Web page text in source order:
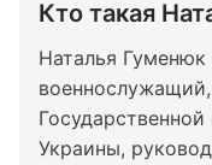
Кто такая
Наталья Гуменюк
военнослужащий,
Украины,